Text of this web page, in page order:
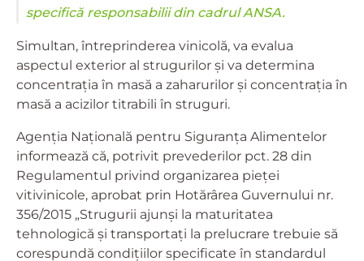
specifică responsabilii din cadrul ANSA.
Simultan, întreprinderea vinicolă, va evalua
aspectul exterior al strugurilor și va determina
concentrația în masă a zaharurilor și concentrația în
masă a acizilor titrabili în struguri.
Agenția Națională pentru Siguranța Alimentelor
informează că, potrivit prevederilor pct. 28 din
Regulamentul privind organizarea pieței
vitivinicole, aprobat prin Hotărârea Guvernului nr.
356/2015 „Strugurii ajunși la maturitatea
tehnologică și transportați la prelucrare trebuie să
corespundă condițiilor specificate în standardul